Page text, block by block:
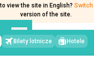
view the site in English? Switch
version of the site.
Bilety lotnicze Hotele